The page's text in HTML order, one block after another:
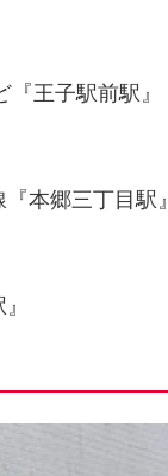
王子駅前駅』
本郷三丁目駅』